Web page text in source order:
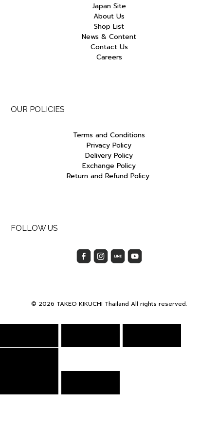
Japan Site
About Us
Shop List
News & Content
Contact Us
Careers
OUR POLICIES
Terms and Conditions
Privacy Policy
Delivery Policy
Exchange Policy
Return and Refund Policy
FOLLOW US
© 2026 TAKEO KIKUCHI Thailand All rights reserved.